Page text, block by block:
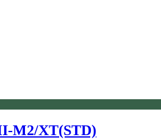
M2/XT(STD)